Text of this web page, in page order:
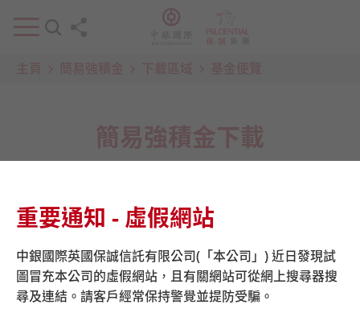
重要通知 - 虛假網站
中銀國際英國保誠信託有限公司(「本公司」) 近日發現試
圖冒充本公司的虛假網站，且有關網站可從網上搜尋器搜
尋及連結。請客戶經常保持警覺並提防受騙。
簡易強積金下載
下載選單:
基金便覽